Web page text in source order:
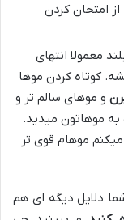
امتحان کردن
معمولا انتهای
کوتاه کردن موها
و موهای سالم تر و
به موهاتون میدید.
موهام قوی تر
دلایل دیگه ای هم